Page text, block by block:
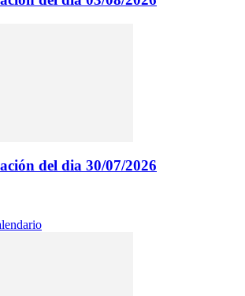
del dia 30/07/2026